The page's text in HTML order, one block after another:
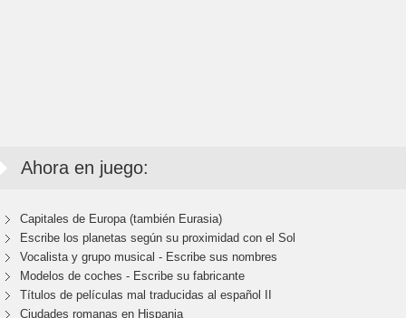
Ahora en juego:
Capitales de Europa (también Eurasia)
Escribe los planetas según su proximidad con el Sol
Vocalista y grupo musical - Escribe sus nombres
Modelos de coches - Escribe su fabricante
Títulos de películas mal traducidas al español II
Ciudades romanas en Hispania